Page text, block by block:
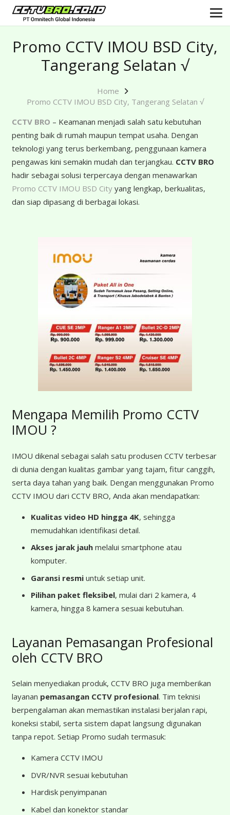
Promo CCTV IMOU BSD City,
Tangerang Selatan √
Home
Promo CCTV IMOU BSD City, Tangerang Selatan √
CCTV BRO – Keamanan menjadi salah satu kebutuhan
penting baik di rumah maupun tempat usaha. Dengan
teknologi yang terus berkembang, penggunaan kamera
pengawas kini semakin mudah dan terjangkau. CCTV BRO
hadir sebagai solusi terpercaya dengan menawarkan
Promo CCTV IMOU BSD Cityyang lengkap, berkualitas,
dan siap dipasang di berbagai lokasi.
Mengapa Memilih Promo CCTV
IMOU ?
IMOU dikenal sebagai salah satu produsen CCTV terbesar
di dunia dengan kualitas gambar yang tajam, fitur canggih,
serta daya tahan yang baik. Dengan menggunakan Promo
CCTV IMOU dari CCTV BRO, Anda akan mendapatkan:
Kualitas video HD hingga 4K, sehingga
memudahkan identifikasi detail.
Akses jarak jauh melalui smartphone atau
komputer.
Garansi resmi untuk setiap unit.
Pilihan paket fleksibel, mulai dari 2 kamera, 4
kamera, hingga 8 kamera sesuai kebutuhan.
Layanan Pemasangan Profesional
oleh CCTV BRO
Selain menyediakan produk, CCTV BRO juga memberikan
layanan pemasangan CCTV profesional. Tim teknisi
berpengalaman akan memastikan instalasi berjalan rapi,
koneksi stabil, serta sistem dapat langsung digunakan
tanpa repot. Setiap Promo sudah termasuk:
Kamera CCTV IMOU
DVR/NVR sesuai kebutuhan
Hardisk penyimpanan
Kabel dan konektor standar